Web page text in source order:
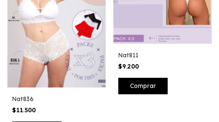
Nat836
$11.500
Nat811
$9.200